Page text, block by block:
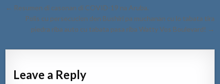
Post
navigation
← Resumen di casonan di COVID-19 na Aruba.
Polis cu persecucion den Bushiri pa muchanan cu lo tabata tira
piedra riba auto cu tabata pasa riba Watty Vos Boulevard! →
Leave a Reply